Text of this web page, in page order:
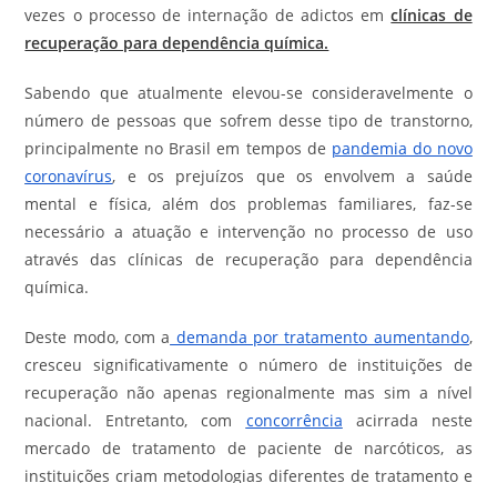
vezes o processo de internação de adictos emclínicas de
recuperação para dependência química.
Sabendo que atualmente elevou-se consideravelmente o
número de pessoas que sofrem desse tipo de transtorno,
principalmente no Brasil em tempos de pandemia do novo
coronavírus, e os prejuízos que os envolvem a saúde
mental e física, além dos problemas familiares, faz-se
necessário a atuação e intervenção no processo de uso
através das clínicas de recuperação para dependência
química.
Deste modo, com a demanda por tratamento aumentando,
cresceu significativamente o número de instituições de
recuperação não apenas regionalmente mas sim a nível
nacional. Entretanto, com concorrência acirrada neste
mercado de tratamento de paciente de narcóticos, as
instituições criam metodologias diferentes de tratamento e